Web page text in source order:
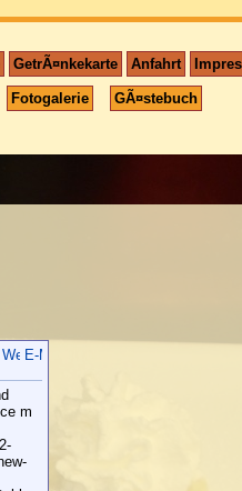
GetrÃ¤nkekarte Anfahrt
Fotogalerie GÃ¤stebuch
m